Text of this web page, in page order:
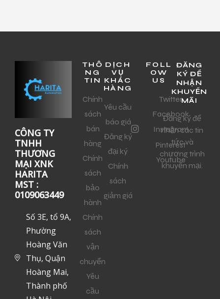
CÔNG TY
TNHH
THƯƠNG
MẠI XNK
HARITA
MST :
0109063449
Số 3E, tổ 9A,
Phường
Hoàng Văn
Thụ, Quận
Hoàng Mai,
Thành phố
THÔ
NG
TIN
Chính
sách
bán
hàng
Chính
sách
bảo
hành
Chính
sách
vận
chuyển
Yêu
cầu
DỊCH
VỤ
KHÁC
HÀNG
Yêu cầu
báo giá
Đăng ký
đại ký
Chính
sách
giảm giá
FOLL
OW
US
Twitter
Facebook
Instagram
Pinterest
Youtube
ĐĂNG
KÝ ĐỂ
NHẬN
KHUYẾN
MÃI
Đăng ký để
nhận các tin
tức và
chương trình
khuyến mại.